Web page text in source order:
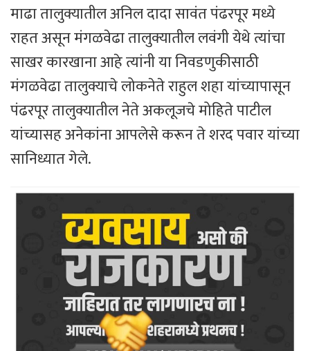
माढा तालुक्यातील अनिल दादा सावंत पंढरपूर मध्ये
राहत असून मंगळवेढा तालुक्यातील लवंगी येथे त्यांचा
साखर कारखाना आहे त्यांनी या निवडणुकीसाठी
मंगळवेढा तालुक्याचे लोकनेते राहुल शहा यांच्यापासून
पंढरपूर तालुक्यातील नेते अकलूजचे मोहिते पाटील
यांच्यासह अनेकांना आपलेसे करून ते शरद पवार यांच्या
सानिध्यात गेले.